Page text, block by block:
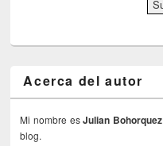
Acerca del autor
Mi nombre esJulian Bohorquez
blog.